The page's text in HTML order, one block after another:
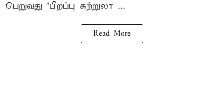
பெறுவது ‘பிறப்பு சுற்றுலா ...
Read More